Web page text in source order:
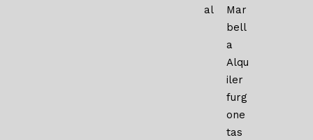
al
Mar
bell
a
Alqu
iler
furg
one
tas